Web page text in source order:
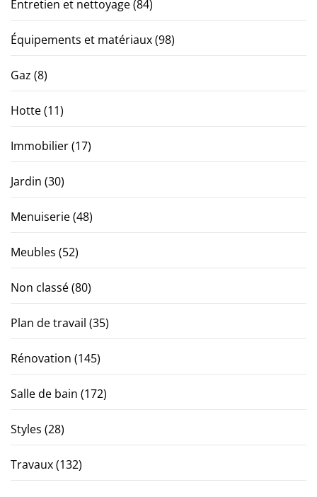
Entretien et nettoyage(84)
Équipements et matériaux(98)
Gaz (8)
Hotte(11)
Immobilier(17)
Jardin (30)
Menuiserie(48)
Meubles (52)
Non classé(80)
Plan de travail (35)
Rénovation (145)
Salle de bain (172)
Styles (28)
Travaux(132)